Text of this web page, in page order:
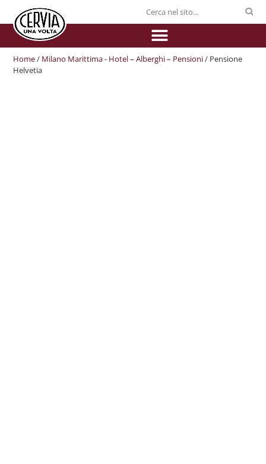
Home/ Milano Marittima - Hotel – Alberghi – Pensioni/ Pensione
Helvetia